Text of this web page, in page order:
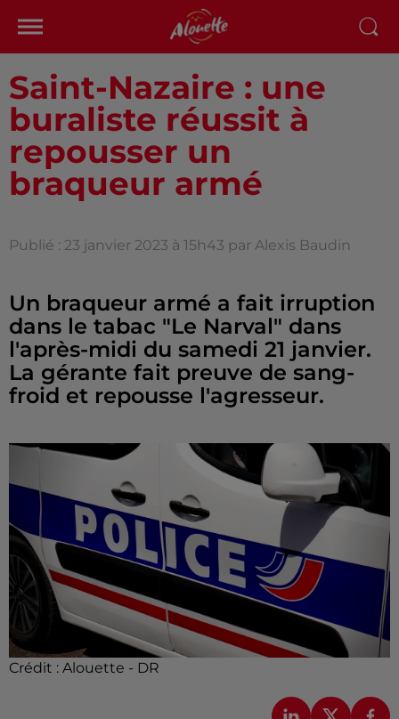
Saint-Nazaire : une
buraliste réussit à
repousser un
braqueur armé
Publié : 23 janvier 2023 à 15h43 par Alexis Baudin
Un braqueur armé a fait irruption
dans le tabac "Le Narval" dans
l'après-midi du samedi 21 janvier.
La gérante fait preuve de sang-
froid et repousse l'agresseur.
Crédit : Alouette - DR